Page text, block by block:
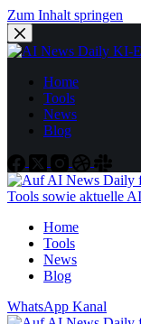
Zum Inhalt springen
Home
Tools
News
Blog
Home
Tools
News
Blog
WhatsApp Kanal